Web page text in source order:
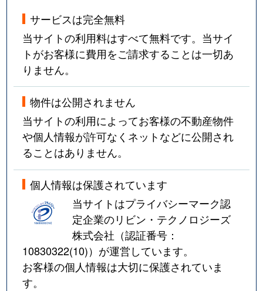
サービスは完全無料
当サイトの利用料はすべて無料です。当サイ
トがお客様に費用をご請求することは一切あ
りません。
物件は公開されません
当サイトの利用によってお客様の不動産物件
や個人情報が許可なくネットなどに公開され
ることはありません。
個人情報は保護されています
当サイトはプライバシーマーク認
定企業のリビン・テクノロジーズ
株式会社（認証番号：
10830322(10)）が運営しています。
お客様の個人情報は大切に保護されていま
す。